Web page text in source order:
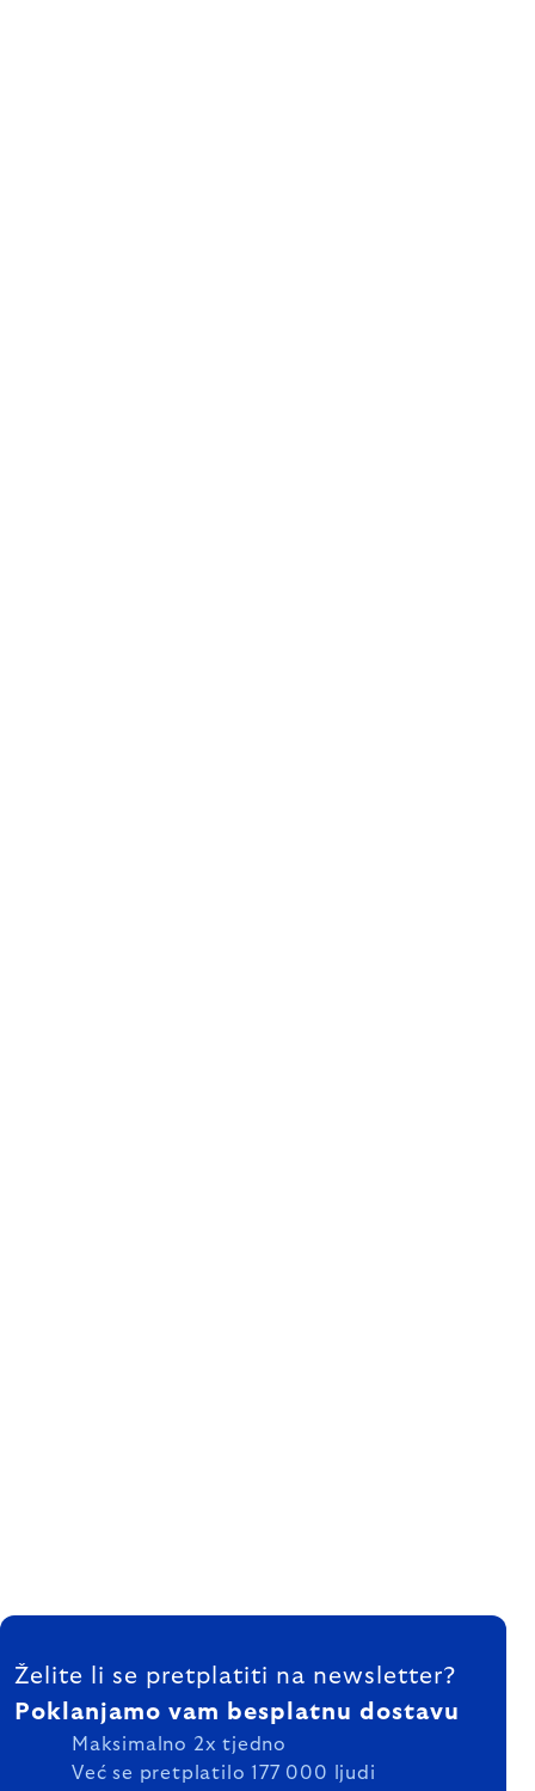
FOOTER
Želite li se pretplatiti na newsletter?
Poklanjamo vam besplatnu dostavu
Maksimalno 2x tjedno
Već se pretplatilo 177 000 ljudi